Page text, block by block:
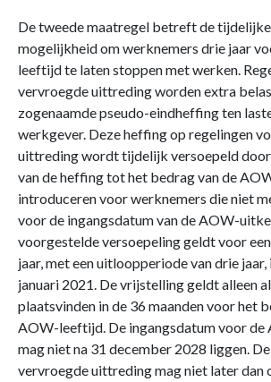
De tweede maatregel betreft de
mogelijkheid om werknemers drie jaar
leeftijd te laten stoppen met werken.
vervroegde uittreding worden extra
zogenaamde pseudo-eindheffing ten
werkgever. Deze heffing op regelingen
uittreding wordt tijdelijk versoepeld
van de heffing tot het bedrag van de
introduceren voor werknemers die niet
voor de ingangsdatum van de AOW-
voorgestelde versoepeling geldt voor
jaar, met een uitloopperiode van drie jaar,
januari 2021. De vrijstelling geldt alleen
plaatsvinden in de 36 maanden voor het
AOW-leeftijd. De ingangsdatum voor
mag niet na 31 december 2028 liggen.
vervroegde uittreding mag niet later dan